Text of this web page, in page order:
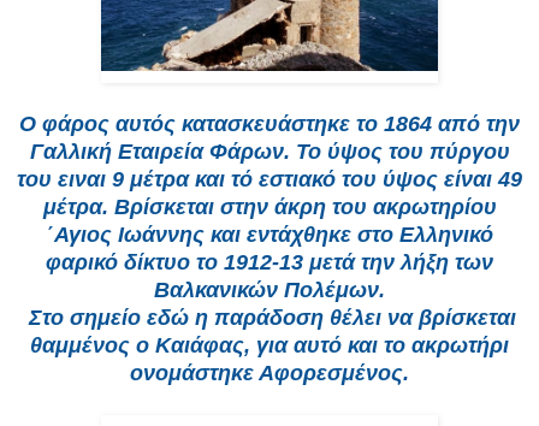
Ο φάρος αυτός κατασκευάστηκε το 1864 από την
Γαλλική Εταιρεία Φάρων. Το ύψος του πύργου
του ειναι 9 μέτρα και τό εστιακό του ύψος είναι 49
μέτρα. Βρίσκεται στην άκρη του ακρωτηρίου
΄Αγιος Ιωάννης και εντάχθηκε στο Ελληνικό
φαρικό δίκτυο το 1912-13 μετά την λήξη των
Βαλκανικών Πολέμων.
Στο σημείο εδώ η παράδοση θέλει να βρίσκεται
θαμμένος ο Καιάφας, για αυτό και το ακρωτήρι
ονομάστηκε Αφορεσμένος.